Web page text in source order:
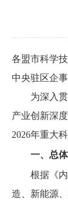
各盟市科学
中央驻区企
为深入
产业创新深
2026年重大
一、总
根据《
造、新能源